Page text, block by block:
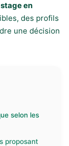
stage en
des profils
une décision
selon les
proposant